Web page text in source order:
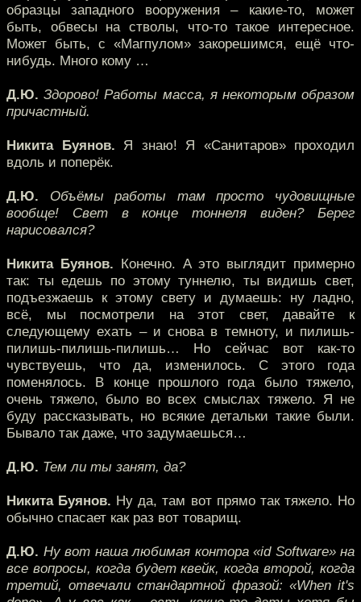
образцы западного вооружения – какие-то, может
быть, обвесы на стволы, что-то такое интересное.
Может быть, с «Магпулом» закорешимся, ещё что-
нибудь. Много кому …
Д.Ю. Здорово! Работы масса, я некоторым образом
причастный.
Никита Буянов. Я знаю! Я «Санитаров» проходил
вдоль и поперёк.
Д.Ю. Объёмы работы там просто чудовищные
вообще! Свет в конце тоннеля виден? Берег
нарисовался?
Никита Буянов. Конечно. А это выглядит примерно
так: ты едешь по этому туннелю, ты видишь свет,
подъезжаешь к этому свету и думаешь: ну ладно,
всё, мы посмотрели на этот свет, давайте к
следующему ехать – и снова в темноту, и пилишь-
пилишь-пилишь-пилишь… Но сейчас вот как-то
чувствуешь, что да, изменилось. С этого года
поменялось. В конце прошлого года было тяжело,
очень тяжело, было во всех смыслах тяжело. Я не
буду рассказывать, но всякие детальки такие были.
Бывало так даже, что задумаешься…
Д.Ю. Тем ли ты занят, да?
Никита Буянов. Ну да, там вот прямо так тяжело. Но
обычно спасает как раз вот товарищ.
Д.Ю. Ну вот наша любимая контора «id Software» на
все вопросы, когда будет квейк, когда второй, когда
третий, отвечали стандартной фразой: «When it's